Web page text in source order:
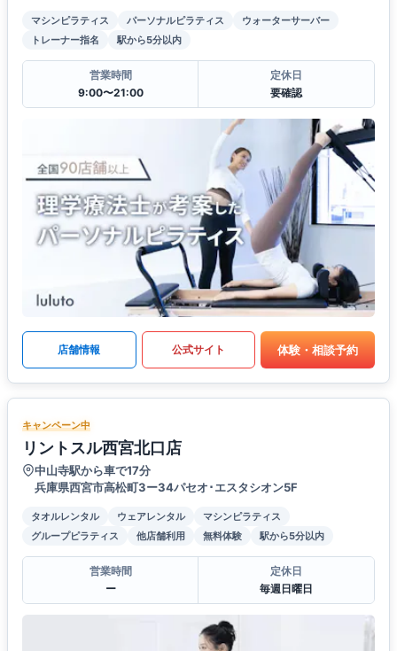
マシンピラティス パーソナルピラティス
ウォーターサーバー
トレーナー指名
駅から5分以内
営業時間
9:00〜21:00
定休日
要確認
店舗情報 公式サイト 体験・相談予約
キャンペーン中
リントスル西宮北口店
中山寺駅から車で17分
兵庫県西宮市高松町3ー34パセオ･エスタシオン5F
タオルレンタル ウェアレンタル
マシンピラティス
グループピラティス
他店舗利用 無料体験 駅から5分以内
営業時間
ー
定休日
毎週日曜日